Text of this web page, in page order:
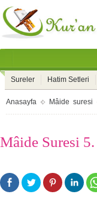
Sureler Hatim Setleri
Anasayfa Mâide suresi
Mâide Suresi